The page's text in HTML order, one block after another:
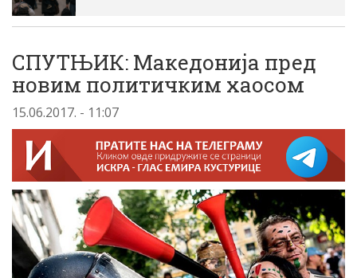
СПУТЊИК: Македонија пред
новим политичким хаосом
15.06.2017. - 11:07